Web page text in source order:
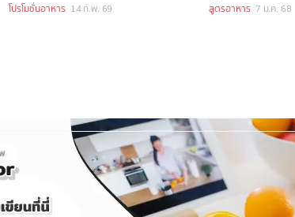
โปรโมชั่นอาหาร 14 ก.พ. 69 สูตรอาหาร 7 ม.ค. 68